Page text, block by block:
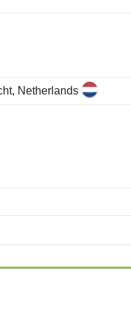
Netherlands